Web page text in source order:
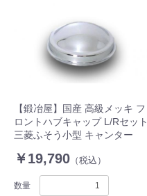
【鍛冶屋】国産 高級メッキ フ
ロントハブキャップ L/Rセット
三菱ふそう小型 キャンター
￥19,790 （税込）
数量